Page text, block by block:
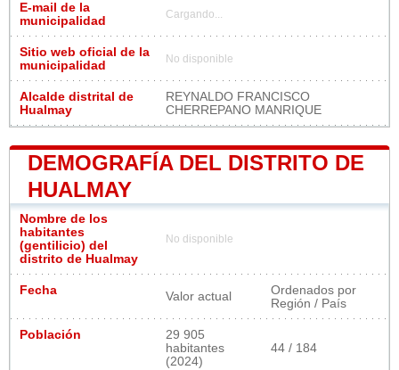
E-mail de la
municipalidad
Cargando...
Sitio web oficial de la
municipalidad
No disponible
Alcalde distrital de
Hualmay
REYNALDO FRANCISCO
CHERREPANO MANRIQUE
DEMOGRAFÍA DEL DISTRITO DE
HUALMAY
Nombre de los
habitantes
(gentilicio) del
distrito de Hualmay
No disponible
Fecha Valor actual
Ordenados por
Región / País
Población
29 905
habitantes
(2024)
44 / 184